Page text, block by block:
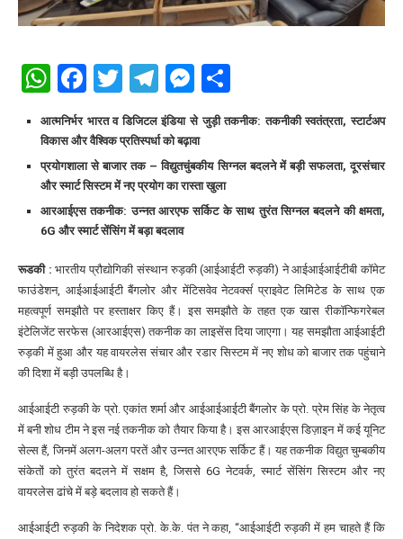
WhatsApp
Facebook
Twitter
Telegram
Messenger
आत्मनिर्भर भारत व डिजिटल इंडिया से जुड़ी तकनीक: तकनीकी स्वतंत्रता, स्टार्टअप
विकास और वैश्विक प्रतिस्पर्धा को बढ़ावा
प्रयोगशाला से बाजार तक – विद्युतचुंबकीय सिग्नल बदलने में बड़ी सफलता, दूरसंचार
और स्मार्ट सिस्टम में नए प्रयोग का रास्ता खुला
आरआईएस तकनीक: उन्नत आरएफ सर्किट के साथ तुरंत सिग्नल बदलने की क्षमता,
6G और स्मार्ट सेंसिंग में बड़ा बदलाव
रूडकी : भारतीय प्रौद्योगिकी संस्थान रुड़की (आईआईटी रुड़की) ने आईआईआईटीबी कॉमेट
फाउंडेशन, आईआईआईटी बैंगलोर और मेंटिसवेव नेटवर्क्स प्राइवेट लिमिटेड के साथ एक
महत्वपूर्ण समझौते पर हस्ताक्षर किए हैं। इस समझौते के तहत एक खास रीकॉन्फिगरेबल
इंटेलिजेंट सरफेस (आरआईएस) तकनीक का लाइसेंस दिया जाएगा। यह समझौता आईआईटी
रुड़की में हुआ और यह वायरलेस संचार और रडार सिस्टम में नए शोध को बाजार तक पहुंचाने
की दिशा में बड़ी उपलब्धि है।
आईआईटी रुड़की के प्रो. एकांत शर्मा और आईआईआईटी बैंगलोर के प्रो. प्रेम सिंह के नेतृत्व
में बनी शोध टीम ने इस नई तकनीक को तैयार किया है। इस आरआईएस डिज़ाइन में कई यूनिट
सेल्स हैं, जिनमें अलग-अलग परतें और उन्नत आरएफ सर्किट हैं। यह तकनीक विद्युत चुम्बकीय
संकेतों को तुरंत बदलने में सक्षम है, जिससे 6G नेटवर्क, स्मार्ट सेंसिंग सिस्टम और नए
वायरलेस ढांचे में बड़े बदलाव हो सकते हैं।
आईआईटी रुड़की के निदेशक प्रो. के.के. पंत ने कहा, “आईआईटी रुड़की में हम चाहते हैं कि